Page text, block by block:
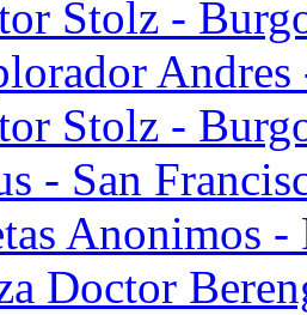
Stolz -
Andres
Stolz -
- San
Anonimos
Doctor